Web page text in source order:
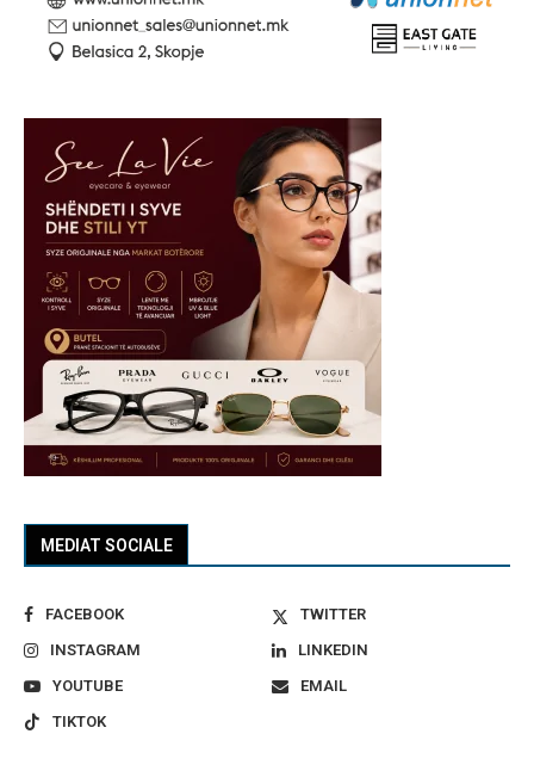
MEDIAT SOCIALE
FACEBOOK
TWITTER
INSTAGRAM
LINKEDIN
YOUTUBE
EMAIL
TIKTOK